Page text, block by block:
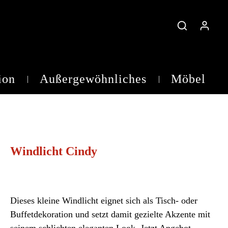
Außergewöhnliches Möbel
Windlicht Cindy
Dieses kleine Windlicht eignet sich als Tisch- oder
Buffetdekoration und setzt damit gezielte Akzente mit